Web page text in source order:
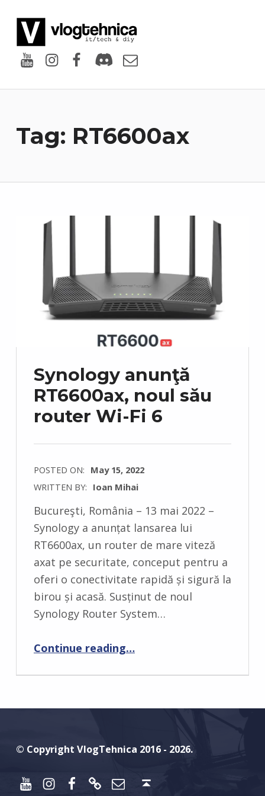
YoutubeInstagram
Facebook
DiscordEmail
Tag: RT6600ax
Synology anunţă
RT6600ax, noul său
router Wi-Fi 6
POSTED ON: May 15, 2022
WRITTEN BY: Ioan Mihai
C
O
M
N
T
Bucureşti, România – 13 mai 2022 –
Synology a anunțat lansarea lui
RT6600ax, un router de mare viteză
axat pe securitate, conceput pentru a
oferi o conectivitate rapidă și sigură la
birou și acasă. Susținut de noul
Synology Router System…
Continue reading“Synology anunţă RT6600ax, noul său router Wi-Fi 6”…
© Copyright VlogTehnica 2016 - 2026.
YoutubeInstagram
Facebook
Discord